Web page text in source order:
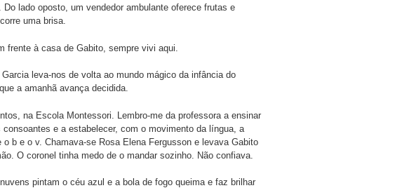
Do lado oposto, um vendedor ambulante oferece frutas e
uma brisa.
frente à casa de Gabito, sempre vivi aqui.
leva-nos de volta ao mundo mágico da infância do
a amanhã avança decidida.
na Escola Montessori. Lembro-me da professora a ensinar
e a estabelecer, com o movimento da língua, a
o b e o v. Chamava-se Rosa Elena Fergusson e levava Gabito
O coronel tinha medo de o mandar sozinho. Não confiava.
pintam o céu azul e a bola de fogo queima e faz brilhar